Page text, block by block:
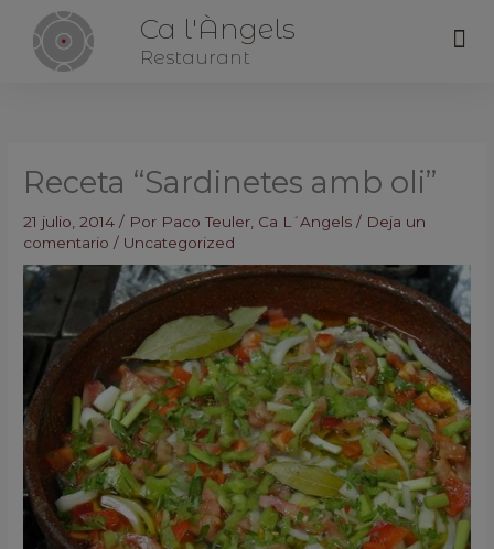
Ca l'Àngels
Restaurant
Receta “Sardinetes amb oli”
21 julio, 2014/ Por Paco Teuler, Ca L´Angels/ Deja un
comentario / Uncategorized